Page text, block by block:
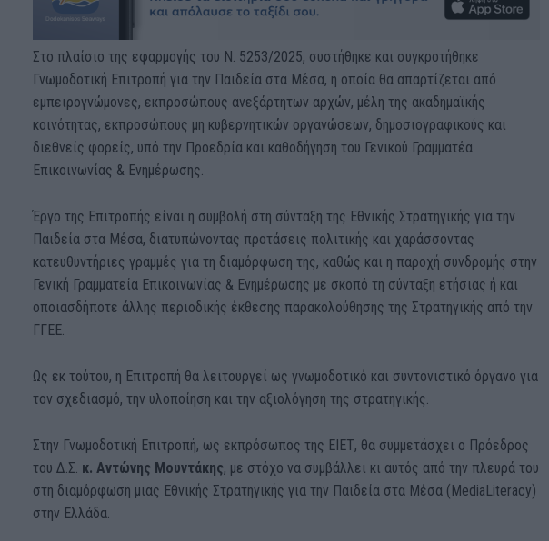
Στο πλαίσιο της εφαρμογής του Ν. 5253/2025, συστήθηκε και συγκροτήθηκε
Γνωμοδοτική Επιτροπή για την Παιδεία στα Μέσα, η οποία θα απαρτίζεται από
εμπειρογνώμονες, εκπροσώπους ανεξάρτητων αρχών, μέλη της ακαδημαϊκής
κοινότητας, εκπροσώπους μη κυβερνητικών οργανώσεων, δημοσιογραφικούς και
διεθνείς φορείς, υπό την Προεδρία και καθοδήγηση του Γενικού Γραμματέα
Επικοινωνίας & Ενημέρωσης.
Έργο της Επιτροπής είναι η συμβολή στη σύνταξη της Εθνικής Στρατηγικής για την
Παιδεία στα Μέσα, διατυπώνοντας προτάσεις πολιτικής και χαράσσοντας
κατευθυντήριες γραμμές για τη διαμόρφωση της, καθώς και η παροχή συνδρομής στην
Γενική Γραμματεία Επικοινωνίας & Ενημέρωσης με σκοπό τη σύνταξη ετήσιας ή και
οποιασδήποτε άλλης περιοδικής έκθεσης παρακολούθησης της Στρατηγικής από την
ΓΓΕΕ.
Ως εκ τούτου, η Επιτροπή θα λειτουργεί ως γνωμοδοτικό και συντονιστικό όργανο για
τον σχεδιασμό, την υλοποίηση και την αξιολόγηση της στρατηγικής.
Στην Γνωμοδοτική Επιτροπή, ως εκπρόσωπος της ΕΙΕΤ, θα συμμετάσχει ο Πρόεδρος
του Δ.Σ. κ. Αντώνης Μουντάκης, με στόχο να συμβάλλει κι αυτός από την πλευρά του
στη διαμόρφωση μιας Εθνικής Στρατηγικής για την Παιδεία στα Μέσα (MediaLiteracy)
στην Ελλάδα.